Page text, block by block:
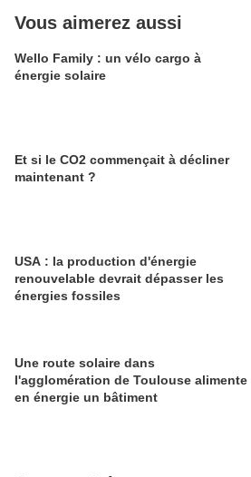
Vous aimerez aussi
Wello Family : un vélo cargo à
énergie solaire
Et si le CO2 commençait à décliner
maintenant ?
USA : la production d'énergie
renouvelable devrait dépasser les
énergies fossiles
Une route solaire dans
l'agglomération de Toulouse alimente
en énergie un bâtiment